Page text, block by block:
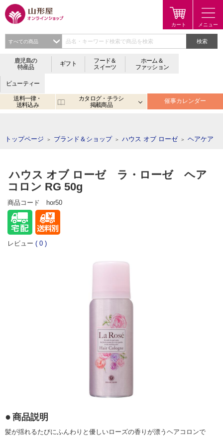
検索
鹿児島の
特産品
ギフト
フード＆
スイーツ
ホーム＆
ファッション
ビューティー
送料一律・
送料込み
カタログ・チラシ
掲載商品
催事カレンダー
トップページ ＞ ブランド＆ショップ ＞ ハウス オブ ローゼ ＞ ヘアケア
ハウス オブ ローゼ ラ・ローゼ ヘア
コロン RG 50g
商品コード hor50
レビュー ( 0 )
商品説明
髪が揺れるたびにふんわりと優しいローズの香りが漂うヘアコロンで